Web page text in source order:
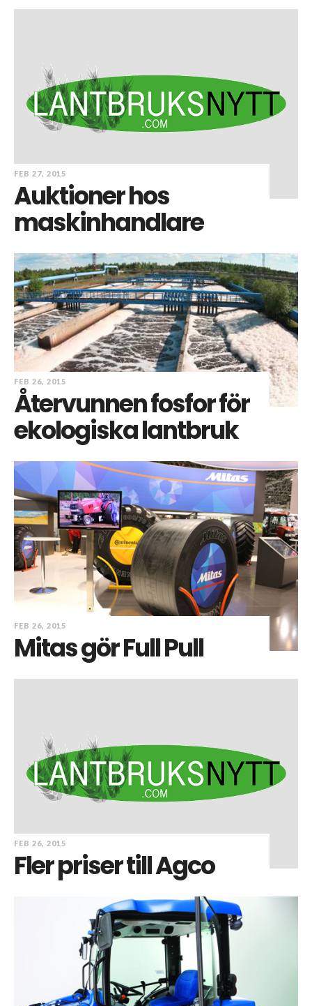
FEB 27, 2015
Auktioner hos
maskinhandlare
FEB 26, 2015
Återvunnen fosfor för
ekologiska lantbruk
FEB 26, 2015
Mitas gör Full Pull
FEB 26, 2015
Fler priser till Agco